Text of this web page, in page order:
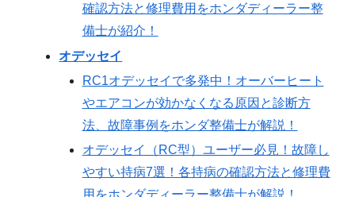
確認方法と修理費用をホンダディーラー整
備士が紹介！
オデッセイ
RC1オデッセイで多発中！オーバーヒート
やエアコンが効かなくなる原因と診断方
法、故障事例をホンダ整備士が解説！
オデッセイ（RC型）ユーザー必見！故障し
やすい持病7選！各持病の確認方法と修理費
用をホンダディーラー整備士が解説！